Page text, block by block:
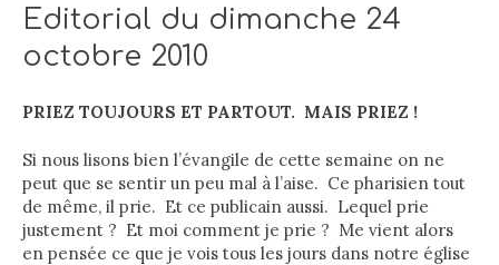
Editorial du dimanche 24
octobre 2010
PRIEZ TOUJOURS ET PARTOUT. MAIS PRIEZ !
Si nous lisons bien l’évangile de cette semaine on ne
peut que se sentir un peu mal à l’aise. Ce pharisien tout
de même, il prie. Et ce publicain aussi. Lequel prie
justement ? Et moi comment je prie ? Me vient alors
en pensée ce que je vois tous les jours dans notre église